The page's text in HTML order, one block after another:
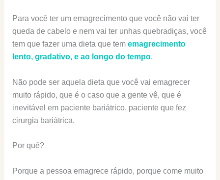
Para você ter um emagrecimento que você não vai ter
queda de cabelo e nem vai ter unhas quebradiças, você
tem que fazer uma dieta que tem emagrecimento
lento, gradativo, e ao longo do tempo.
Não pode ser aquela dieta que você vai emagrecer
muito rápido, que é o caso que a gente vê, que é
inevitável em paciente bariátrico, paciente que fez
cirurgia bariátrica.
Por quê?
Porque a pessoa emagrece rápido, porque come muito